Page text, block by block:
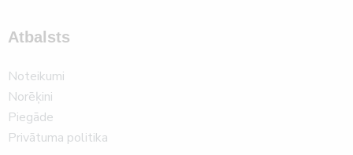
Atbalsts
Noteikumi
Norēķini
Piegāde
Privātuma politika